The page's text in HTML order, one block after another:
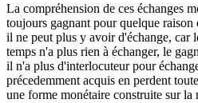
La compréhension de ces échanges
toujours gagnant pour quelque
il ne peut plus y avoir d'échange, car
temps n'a plus rien à échanger, le
il n'a plus d'interlocuteur pour
précedemment acquis en perdent
une forme monétaire construite sur la